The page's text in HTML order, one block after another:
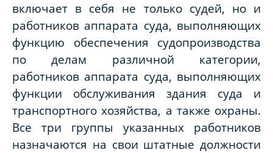
включает в себя не только судей, но и
работников аппарата суда, выполняющих
функцию обеспечения судопроизводства
по делам различной категории,
работников аппарата суда, выполняющих
функции обслуживания здания суда и
транспортного хозяйства, а также охраны.
Все три группы указанных работников
назначаются на свои штатные должности